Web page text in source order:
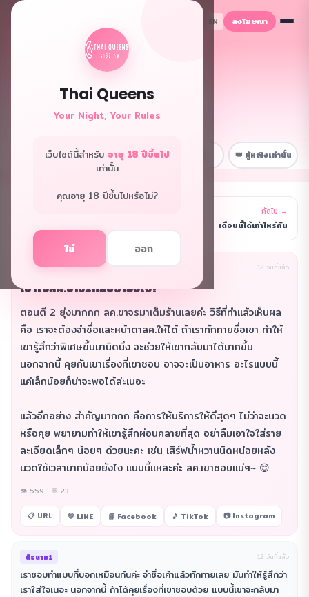
Thai Queens
Your Night, Your Rules
เว็บไซต์นี้สำหรับ อายุ 18 ปีขึ้นไป
เท่านั้น
คุณอายุ 18 ปีขึ้นไปหรือไม่?
ใช่ ออก
EN ลงโฆษณา
👑 ฟอรั่มควีนส์
📋 หน้าหลัก 💼 เรื่องงาน 👑 ผู้หญิงเท่านั้น
ถัดไป →
เดือนนี้ได้เท่าไหร่กัน
เรื่องงาน นิรนาม(ผู้เขียน) 12 วันที่แล้ว
เอาใจลค.ขาจรกลับซ้ำยังไง?
ตอนตี 2 ยุ่งมากกก ลค.ขาจรมาเต็มร้านเลยค่ะ วิธีที่ทำแล้วเห็นผล
คือ เราจะต้องจำชื่อและหน้าตาลค.ให้ได้ ถ้าเราทักทายชื่อเขา ทำให้
เขารู้สึกว่าพิเศษขึ้นมานิดนึง จะช่วยให้เขากลับมาได้มากขึ้น
นอกจากนี้ คุยกับเขาเรื่องที่เขาชอบ อาจจะเป็นอาหาร อะไรแบบนี้
แค่เล็กน้อยก็น่าจะพอได้ล่ะเนอะ
แล้วอีกอย่าง สำคัญมากกก คือการให้บริการให้ดีสุดๆ ไม่ว่าจะนวด
หรือคุย พยายามทำให้เขารู้สึกผ่อนคลายที่สุด อย่าลืมเอาใจใส่ราย
ละเอียดเล็กๆ น้อยๆ ด้วยนะคะ เช่น เสิร์ฟน้ำหวานนิดหน่อยหลัง
นวดใช้เวลามากน้อยยังไง แบบนี้แหละค่ะ ลค.เขาชอบแน่ๆ~ 😊
👁 559 · 💬 23
📋 URL 💚 LINE 📘 Facebook 🎵 TikTok 📷 Instagram
นิรนาม1 12 วันที่แล้ว
เราชอบทำแบบที่บอกเหมือนกันค่ะ จำชื่อเค้าแล้วทักทายเลย มันทำให้รู้สึกว่า
เราใส่ใจเนอะ นอกจากนี้ ถ้าได้คุยเรื่องที่เขาชอบด้วย แบบนี้เขาจะกลับมา